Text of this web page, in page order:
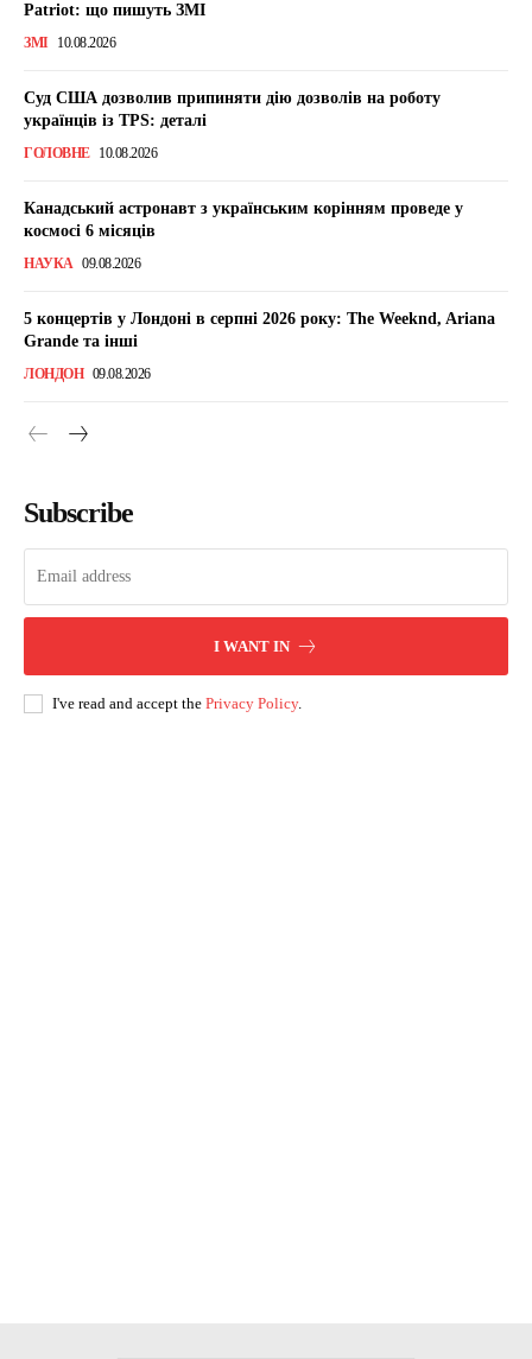
Patriot: що пишуть ЗМІ
ЗМІ 10.08.2026
Суд США дозволив припиняти дію дозволів на роботу
українців із TPS: деталі
ГОЛОВНЕ 10.08.2026
Канадський астронавт з українським корінням проведе у
космосі 6 місяців
НАУКА 09.08.2026
5 концертів у Лондоні в серпні 2026 року: The Weeknd, Ariana
Grande та інші
ЛОНДОН 09.08.2026
Subscribe
I WANT IN
I've read and accept the Privacy Policy.